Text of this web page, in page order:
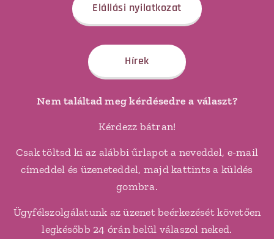
Elállási nyilatkozat
Hírek
Nem találtad meg kérdésedre a választ?
Kérdezz bátran!
Csak töltsd ki az alábbi űrlapot a neveddel, e-mail
címeddel és üzeneteddel, majd kattints a küldés
gombra.
Ügyfélszolgálatunk az üzenet beérkezését követően
legkésőbb 24 órán belül válaszol neked.